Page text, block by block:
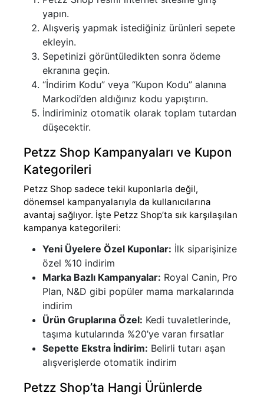
yapın.
Alışveriş yapmak istediğiniz ürünleri sepete
ekleyin.
Sepetinizi görüntüledikten sonra ödeme
ekranına geçin.
“İndirim Kodu” veya “Kupon Kodu” alanına
Markodi’den aldığınız kodu yapıştırın.
İndiriminiz otomatik olarak toplam tutardan
düşecektir.
Petzz Shop Kampanyaları ve Kupon
Kategorileri
Petzz Shop sadece tekil kuponlarla değil,
dönemsel kampanyalarıyla da kullanıcılarına
avantaj sağlıyor. İşte Petzz Shop’ta sık karşılaşılan
kampanya kategorileri:
Yeni Üyelere Özel Kuponlar: İlk siparişinize
özel %10 indirim
Marka Bazlı Kampanyalar: Royal Canin, Pro
Plan, N&D gibi popüler mama markalarında
indirim
Ürün Gruplarına Özel: Kedi tuvaletlerinde,
taşıma kutularında %20’ye varan fırsatlar
Sepette Ekstra İndirim: Belirli tutarı aşan
alışverişlerde otomatik indirim
Petzz Shop’ta Hangi Ürünlerde